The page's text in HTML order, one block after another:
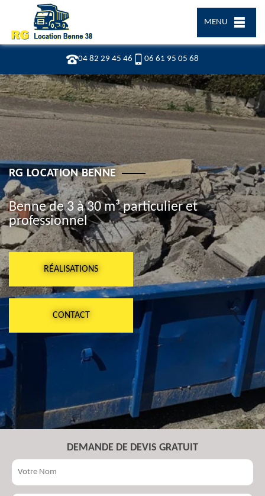
04 82 29 45 46 06 61 95 05 68
MENU
RG LOCATION BENNE
Benne de 3 à 30 m³ particulier et
professionnel
RÉALISATIONS
CONTACT
DEMANDE DE DEVIS GRATUIT